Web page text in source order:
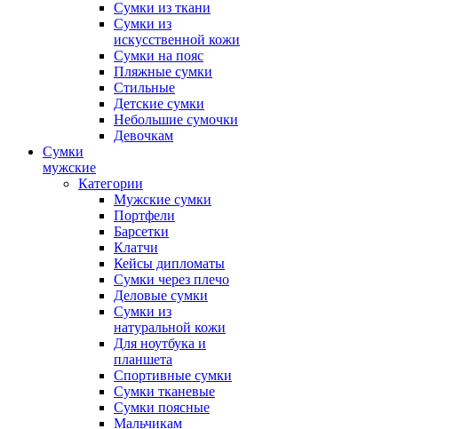
Сумки из ткани
Сумки из
искусственной кожи
Сумки на пояс
Пляжные сумки
Стильные
Детские сумки
Небольшие сумочки
Девочкам
Сумки
мужские
Категории
Мужские сумки
Портфели
Барсетки
Клатчи
Кейсы дипломаты
Сумки через плечо
Деловые сумки
Сумки из
натуральной кожи
Для ноутбука и
планшета
Спортивные сумки
Сумки тканевые
Сумки поясные
Мальчикам